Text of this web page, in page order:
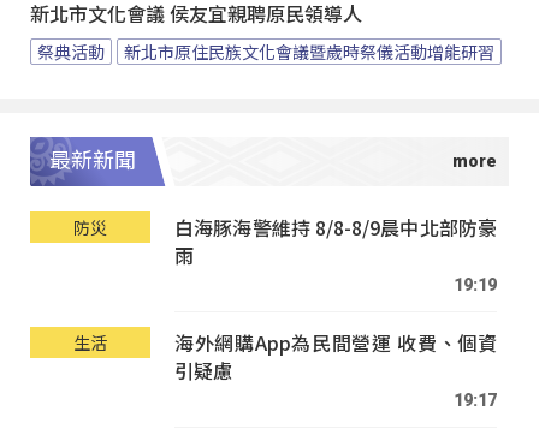
新北市文化會議 侯友宜親聘原民領導人
祭典活動 新北市原住民族文化會議暨歲時祭儀活動增能研習
最新新聞
防災
白海豚海警維持 8/8-8/9晨中北部防豪
雨
19:19
生活
海外網購App為民間營運 收費、個資
引疑慮
19:17